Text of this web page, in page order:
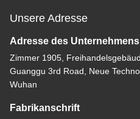
Unsere Adresse
Adresse des Unternehmens
Zimmer 1905,
Guanggu 3rd Road, Neue
Wuhan
Fabrikanschrift